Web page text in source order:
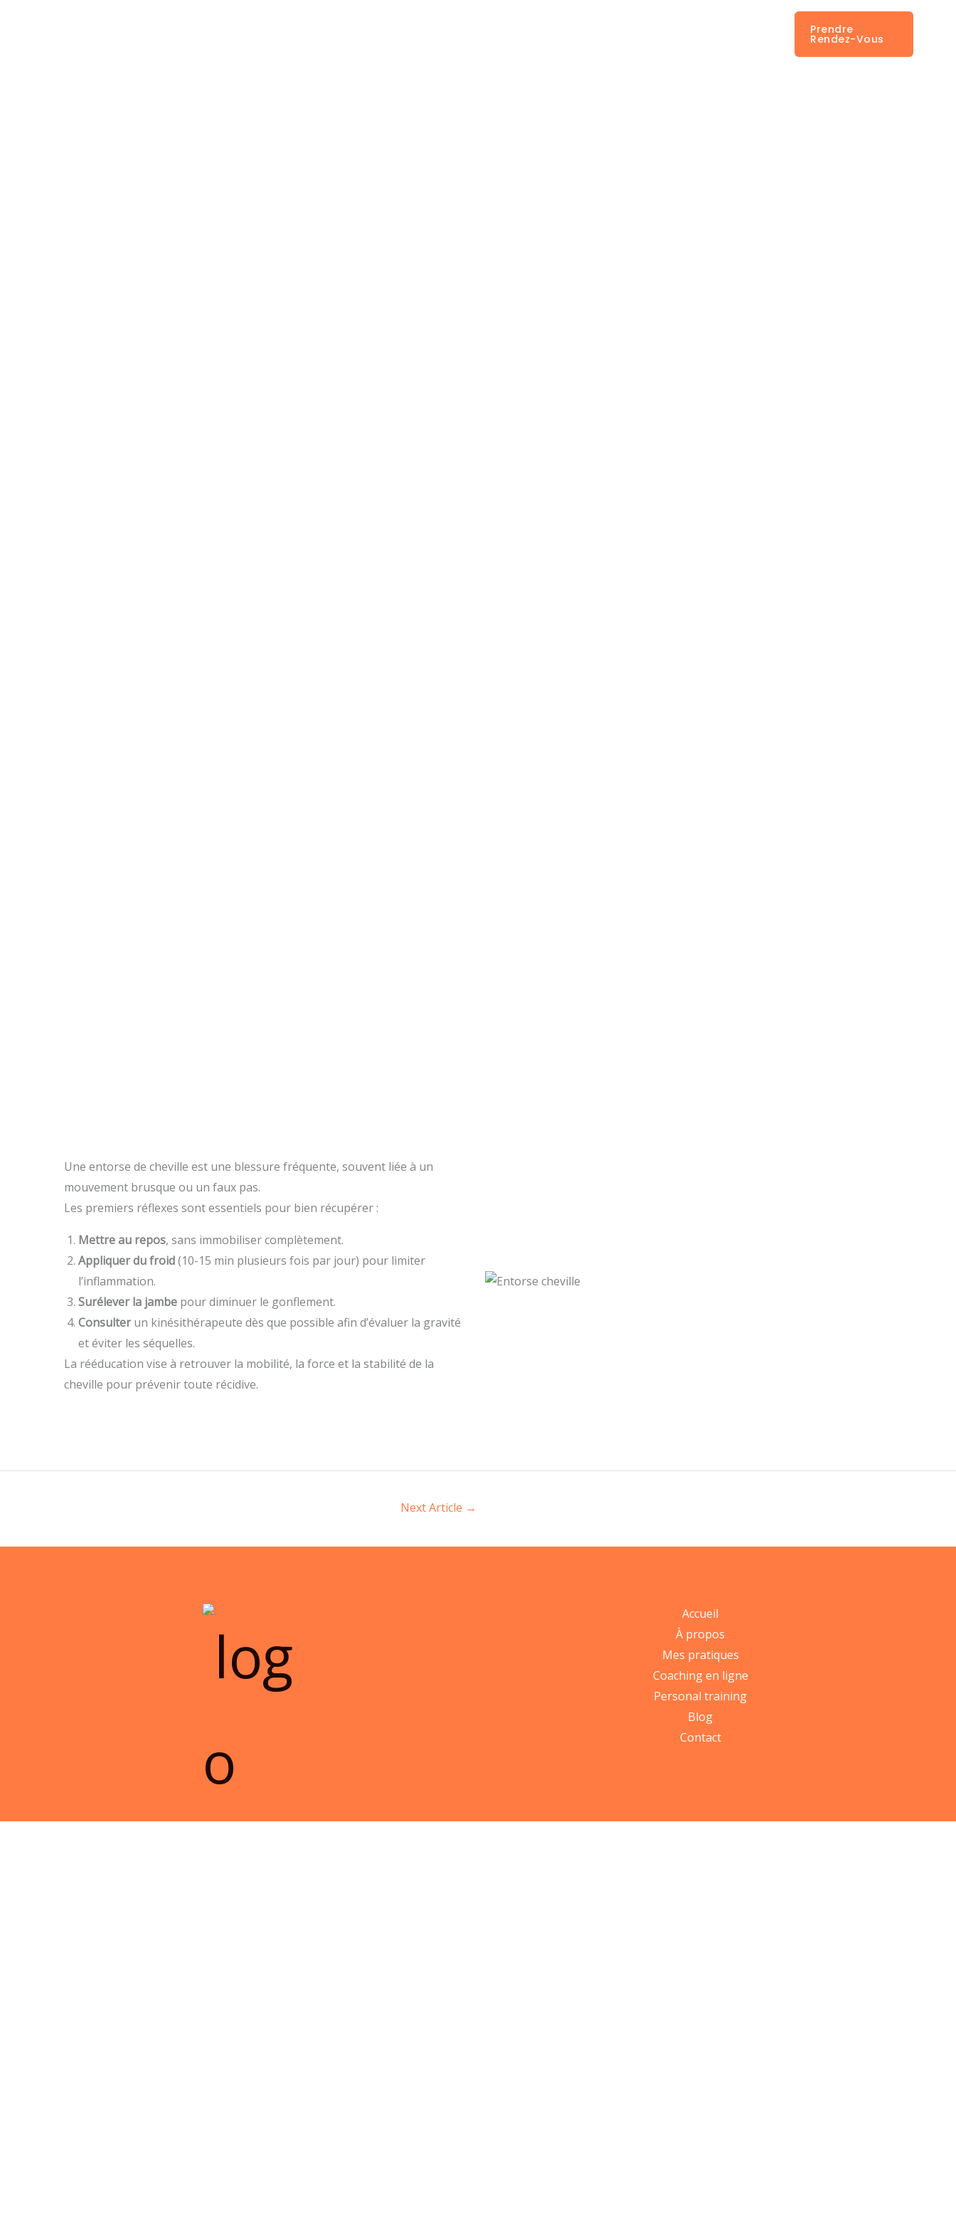
Prendre
Rendez-Vous
Une entorse de cheville est une blessure fréquente, souvent liée à un
mouvement brusque ou un faux pas.
Les premiers réflexes sont essentiels pour bien récupérer :
Mettre au repos, sans immobiliser complètement.
Appliquer du froid(10-15 min plusieurs fois par jour) pour limiter
l’inflammation.
Surélever la jambe pour diminuer le gonflement.
Consulterun kinésithérapeute dès que possible afin d’évaluer la gravité
et éviter les séquelles.
La rééducation vise à retrouver la mobilité, la force et la stabilité de la
cheville pour prévenir toute récidive.
Next Article →
Accueil
À propos
Mes pratiques
Coaching en ligne
Personal training
Blog
Contact